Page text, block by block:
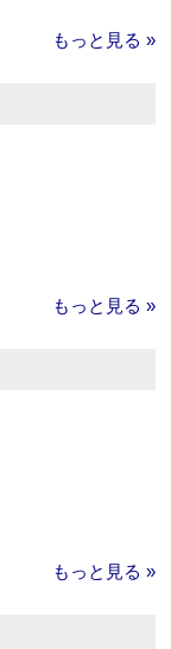
もっと見る »
もっと見る »
もっと見る »